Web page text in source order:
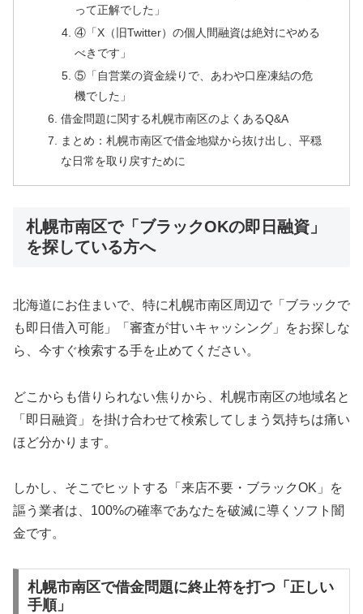
って正解でした」
④「X（旧Twitter）の個人間融資は絶対にやめる
べきです」
⑤「自営業の資金繰りで、あわや口座凍結の危
機でした」
借金問題に関する札幌市南区のよくあるQ&A
まとめ：札幌市南区で借金地獄から抜け出し、平穏
な日常を取り戻すために
札幌市南区で「ブラックOKの即日融資」
を探している方へ
北海道にお住まいで、特に札幌市南区周辺で「ブラックで
も即日借入可能」「審査が甘いキャッシング」をお探しな
ら、今すぐ検索する手を止めてください。
どこからも借りられない焦りから、札幌市南区の地域名と
「即日融資」を掛け合わせて検索してしまう気持ちは痛い
ほど分かります。
しかし、そこでヒットする「来店不要・ブラックOK」を
謳う業者は、100%の確率であなたを破滅に導くソフト闇
金です。
札幌市南区で借金問題に終止符を打つ「正しい
手順」